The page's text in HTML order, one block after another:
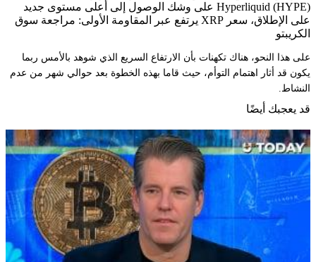
Hyperliquid (HYPE) على وشك الوصول إلى أعلى مستوى جديد
على الإطلاق، سعر XRP يرتفع عبر المقاومة الأولى: مراجعة سوق
الكريبتو
على هذا النحو، هناك تكهنات بأن الارتفاع السريع الذي شوهد بالأمس ربما
يكون قد أثار اهتمام التوأم، حيث قاما بهذه الخطوة بعد حوالي شهر من عدم
النشاط.
قد يعجبك أيضًا